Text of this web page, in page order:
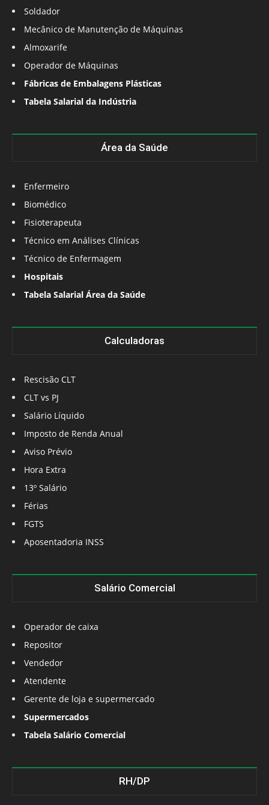
Soldador
Mecânico de Manutenção de Máquinas
Almoxarife
Operador de Máquinas
Fábricas de Embalagens Plásticas
Tabela Salarial da Indústria
Área da Saúde
Enfermeiro
Biomédico
Fisioterapeuta
Técnico em Análises Clínicas
Técnico de Enfermagem
Hospitais
Tabela Salarial Área da Saúde
Calculadoras
Rescisão CLT
CLT vs PJ
Salário Líquido
Imposto de Renda Anual
Aviso Prévio
Hora Extra
13º Salário
Férias
FGTS
Aposentadoria INSS
Salário Comercial
Operador de caixa
Repositor
Vendedor
Atendente
Gerente de loja e supermercado
Supermercados
Tabela Salário Comercial
RH/DP